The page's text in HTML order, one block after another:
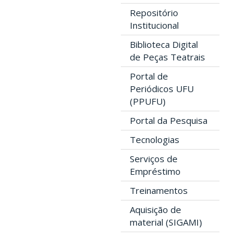
Repositório
Institucional
Biblioteca Digital
de Peças Teatrais
Portal de
Periódicos UFU
(PPUFU)
Portal da Pesquisa
Tecnologias
Serviços de
Empréstimo
Treinamentos
Aquisição de
material (SIGAMI)